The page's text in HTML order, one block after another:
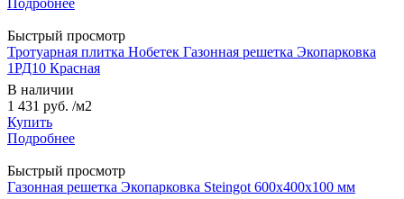
Быстрый просмотр
Тротуарная плитка Нобетек Газонная решетка Экопарковка
1РД10 Красная
В наличии
1 431 руб. /м2
Купить
Подробнее
Быстрый просмотр
Газонная решетка Экопарковка Steingot 600x400x100 мм